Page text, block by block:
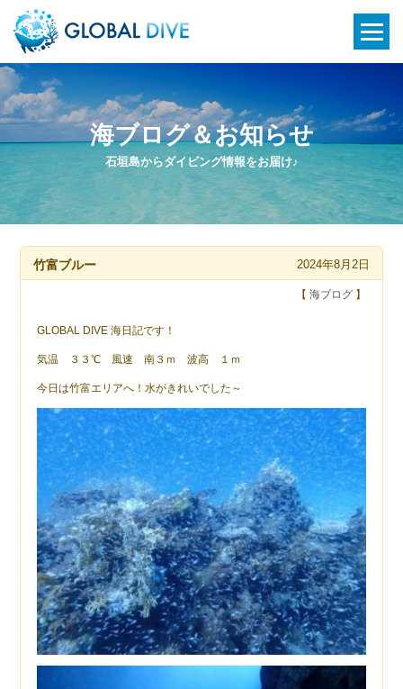
石垣島からダイビング情報をお届け♪
海ブログ＆お知らせ
竹富ブルー 2024年8月2日
【 海ブログ】
GLOBAL DIVE 海日記です！
気温 ３３℃ 風速 南３ｍ 波高 １ｍ
今日は竹富エリアへ！水がきれいでした～